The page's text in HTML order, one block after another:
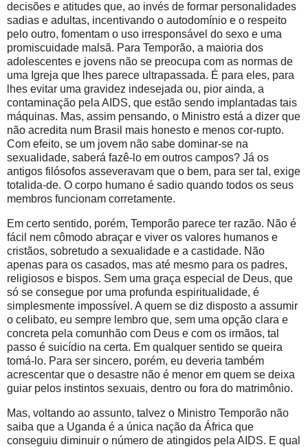
decisões e atitudes que, ao invés de formar personalidades
sadias e adultas, incentivando o autodomínio e o respeito
pelo outro, fomentam o uso irresponsável do sexo e uma
promiscuidade malsã. Para Temporão, a maioria dos
adolescentes e jovens não se preocupa com as normas de
uma Igreja que lhes parece ultrapassada. É para eles, para
lhes evitar uma gravidez indesejada ou, pior ainda, a
contaminação pela AIDS, que estão sendo implantadas tais
máquinas. Mas, assim pensando, o Ministro está a dizer que
não acredita num Brasil mais honesto e menos cor-rupto.
Com efeito, se um jovem não sabe dominar-se na
sexualidade, saberá fazê-lo em outros campos? Já os
antigos filósofos asseveravam que o bem, para ser tal, exige
totalida-de. O corpo humano é sadio quando todos os seus
membros funcionam corretamente.
Em certo sentido, porém, Temporão parece ter razão. Não é
fácil nem cômodo abraçar e viver os valores humanos e
cristãos, sobretudo a sexualidade e a castidade. Não
apenas para os casados, mas até mesmo para os padres,
religiosos e bispos. Sem uma graça especial de Deus, que
só se consegue por uma profunda espiritualidade, é
simplesmente impossível. A quem se diz disposto a assumir
o celibato, eu sempre lembro que, sem uma opção clara e
concreta pela comunhão com Deus e com os irmãos, tal
passo é suicídio na certa. Em qualquer sentido se queira
tomá-lo. Para ser sincero, porém, eu deveria também
acrescentar que o desastre não é menor em quem se deixa
guiar pelos instintos sexuais, dentro ou fora do matrimônio.
Mas, voltando ao assunto, talvez o Ministro Temporão não
saiba que a Uganda é a única nação da África que
conseguiu diminuir o número de atingidos pela AIDS. E qual